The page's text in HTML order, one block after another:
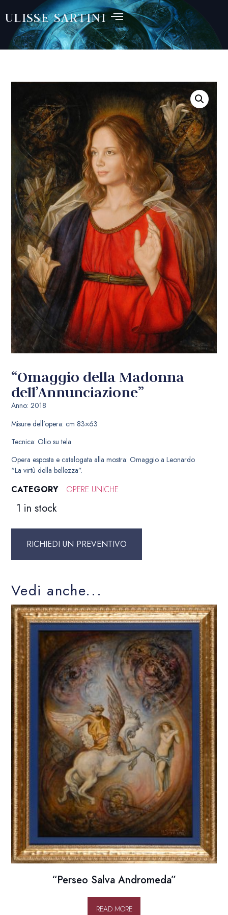
ULISSE SARTINI
“Omaggio della Madonna
dell’Annunciazione”
Anno: 2018
Misure dell’opera: cm 83×63
Tecnica: Olio su tela
Opera esposta e catalogata alla mostra: Omaggio a Leonardo
“La virtù della bellezza”.
CATEGORY OPERE UNICHE
1 in stock
RICHIEDI UN PREVENTIVO
Vedi anche...
“Perseo Salva Andromeda”
READ MORE